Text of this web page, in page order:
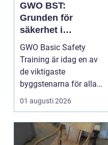
GWO BST:
Grunden för
säkerhet i
vindkraftsbransch
en
GWO Basic Safety
Training är idag en av
de viktigaste
byggstenarna för alla
som vill arbet...
01 augusti 2026